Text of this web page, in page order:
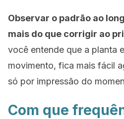
Observar o padrão ao
mais do que corrigir ao
você entende que a planta
movimento, fica mais fácil
só por impressão do
Com que